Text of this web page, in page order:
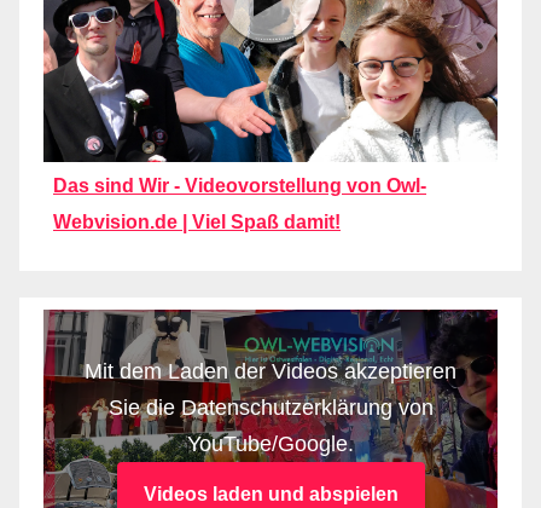
Das sind Wir - Videovorstellung von Owl-
Webvision.de | Viel Spaß damit!
Mit dem Laden der Videos akzeptieren
Sie die Datenschutzerklärung von
YouTube/Google.
Videos laden und abspielen